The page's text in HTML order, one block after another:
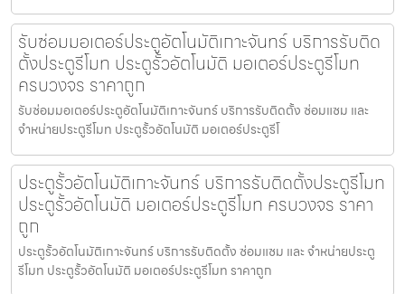
รับซ่อมมอเตอร์ประตูอัตโนมัติเกาะจันทร์ บริการรับติด
ตั้งประตูรีโมท ประตูรั้วอัตโนมัติ มอเตอร์ประตูรีโมท
ครบวงจร ราคาถูก
รับซ่อมมอเตอร์ประตูอัตโนมัติเกาะจันทร์ บริการรับติดตั้ง ซ่อมแซม และ
จำหน่ายประตูรีโมท ประตูรั้วอัตโนมัติ มอเตอร์ประตูรีโ
ประตูรั้วอัตโนมัติเกาะจันทร์ บริการรับติดตั้งประตูรีโมท
ประตูรั้วอัตโนมัติ มอเตอร์ประตูรีโมท ครบวงจร ราคา
ถูก
ประตูรั้วอัตโนมัติเกาะจันทร์ บริการรับติดตั้ง ซ่อมแซม และ จำหน่ายประตู
รีโมท ประตูรั้วอัตโนมัติ มอเตอร์ประตูรีโมท ราคาถูก